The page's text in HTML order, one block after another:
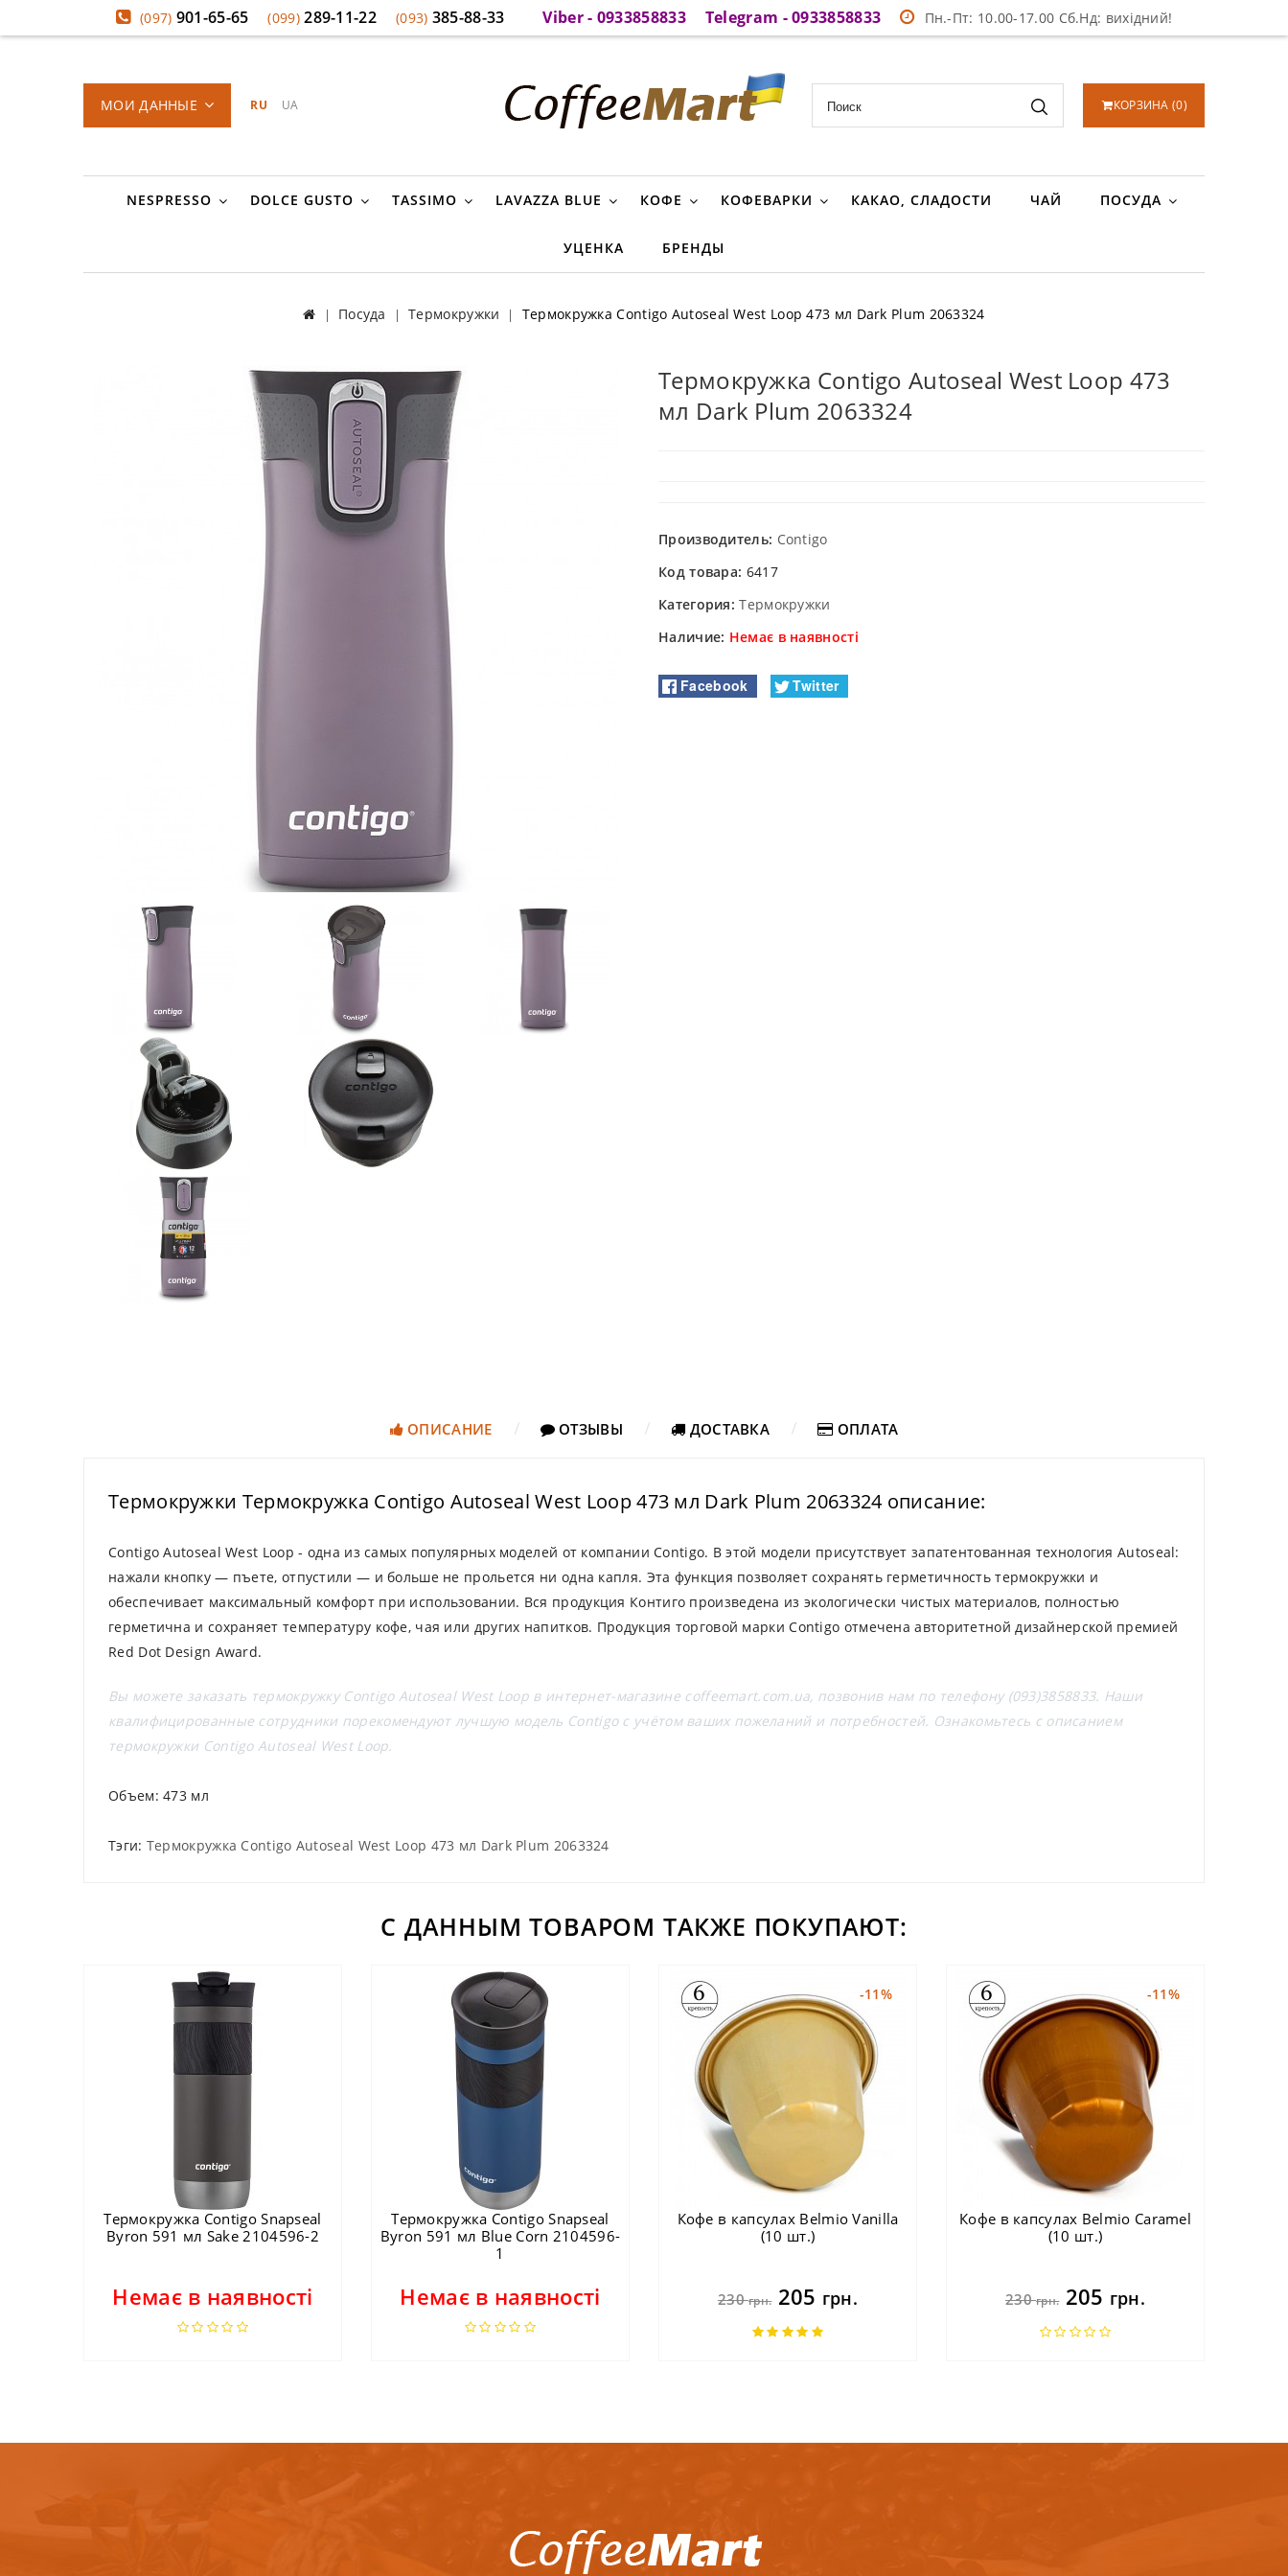
(097) 901-65-65 (099)289-11-22 (093) 385-88-33 Viber - 0933858833 Telegram - 0933858833 Пн.-Пт: 10.00-17.00 Сб.Нд: вихідний!
МОИ ДАННЫЕ RU UA КОРЗИНА (0)
NESPRESSO DOLCE GUSTO TASSIMO LAVAZZA BLUE КОФЕ КОФЕВАРКИ КАКАО, СЛАДОСТИ ЧАЙ ПОСУДА
УЦЕНКА БРЕНДЫ
Посуда Термокружки Термокружка Contigo Autoseal West Loop 473 мл Dark Plum 2063324
Термокружка Contigo Autoseal West Loop 473
мл Dark Plum 2063324
Производитель: Contigo
Код товара: 6417
Категория:Термокружки
Наличие: Немає в наявності
Facebook Twitter
ОПИСАНИЕ ОТЗЫВЫ ДОСТАВКА ОПЛАТА
Термокружки Термокружка Contigo Autoseal West Loop 473 мл Dark Plum 2063324 описание:
Contigo Autoseal West Loop - одна из самых популярных моделей от компании Contigo. В этой модели присутствует запатентованная технология Autoseal:
нажали кнопку — пъете, отпустили — и больше не прольется ни одна капля. Эта функция позволяет сохранять герметичность термокружки и
обеспечивает максимальный комфорт при использовании. Вся продукция Контиго произведена из экологически чистых материалов, полностью
герметична и сохраняет температуру кофе, чая или других напитков. Продукция торговой марки Contigo отмечена авторитетной дизайнерской премией
Red Dot Design Award.
Вы можете заказать термокружку Contigo Autoseal West Loop в интернет-магазине coffeemart.com.ua, позвонив нам по телефону (093)3858833. Наши
квалифицированные сотрудники порекомендуют лучшую модель Contigo с учётом ваших пожеланий и потребностей. Ознакомьтесь с описанием
термокружки Contigo Autoseal West Loop.
Объем: 473 мл
Тэги: Термокружка Contigo Autoseal West Loop 473 мл Dark Plum 2063324
С ДАННЫМ ТОВАРОМ ТАКЖЕ ПОКУПАЮТ:
Термокружка Contigo Snapseal
Byron 591 мл Sake 2104596-2
Немає в наявності
Термокружка Contigo Snapseal
Byron 591 мл Blue Corn 2104596-
1
Немає в наявності
-11%
Кофе в капсулах Belmio Vanilla
(10 шт.)
230грн.205 грн.
-11%
Кофе в капсулах Belmio Caramel
(10 шт.)
230грн.205 грн.